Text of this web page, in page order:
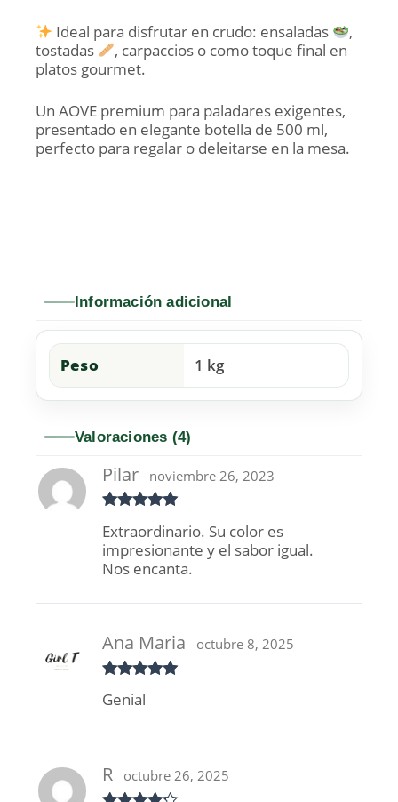
Ideal para disfrutar en crudo: ensaladas
,
tostadas
, carpaccios o como toque final en
platos gourmet.
Un AOVE premium para paladares exigentes,
presentado en elegante botella de 500 ml,
perfecto para regalar o deleitarse en la mesa.
Información adicional
Peso 1 kg
Valoraciones (4)
con5de 5
Pilar noviembre 26, 2023
Extraordinario. Su color es
impresionante y el sabor igual.
Nos encanta.
con5de 5
Ana Maria octubre 8, 2025
Genial
R octubre 26, 2025